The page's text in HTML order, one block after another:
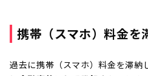
携帯（スマホ）料金を
過去に携帯（スマホ）料金を滞納